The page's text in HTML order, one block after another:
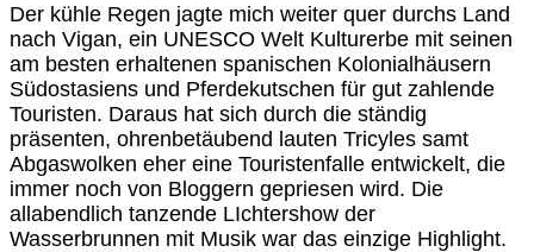
Der kühle Regen jagte mich weiter quer durchs Land
nach Vigan, ein UNESCO Welt Kulturerbe mit seinen
am besten erhaltenen spanischen Kolonialhäusern
Südostasiens und Pferdekutschen für gut zahlende
Touristen. Daraus hat sich durch die ständig
präsenten, ohrenbetäubend lauten Tricyles samt
Abgaswolken eher eine Touristenfalle entwickelt, die
immer noch von Bloggern gepriesen wird. Die
allabendlich tanzende LIchtershow der
Wasserbrunnen mit Musik war das einzige Highlight.